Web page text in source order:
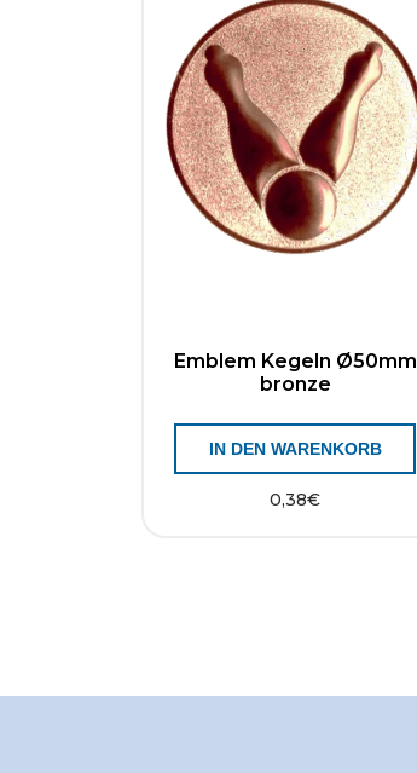
Emblem Kegeln Ø50mm
bronze
0,38€
IN DEN WARENKORB